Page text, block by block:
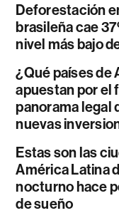
Deforestación
brasileña cae
nivel más bajo
¿Qué países de
apuestan por el
panorama legal
nuevas
Estas son las
América Latina
nocturno hace
de sueño